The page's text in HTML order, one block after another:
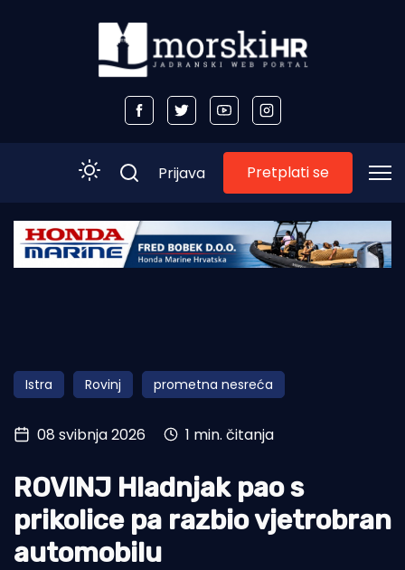
Početna
Obala
Otoci
Turizam i nautika
Pomorstvo
Ribolov
Ekologija
Prijava Pretplati se
Istra Rovinj prometna nesreća
08 svibnja 2026 1 min. čitanja
ROVINJ Hladnjak pao s
prikolice pa razbio vjetrobran
automobilu